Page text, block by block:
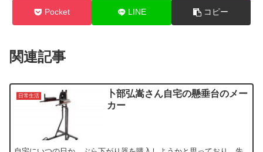
Pocket LINE コピー
関連記事
日常生活
卜部弘嵩さん自宅の懸垂台のメー
カー